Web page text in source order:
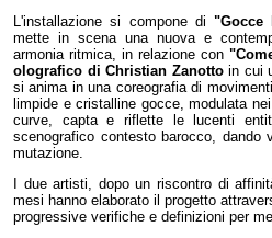
L'installazione si compone di"Gocce
mette in scena una nuova e
armonia ritmica, in relazione con
olografico di Christian Zanottoin cui
si anima in una coreografia di
limpide e cristalline gocce, modulata
curve, capta e riflette le lucenti
scenografico contesto barocco,
mutazione.
I due artisti, dopo un riscontro di
mesi hanno elaborato il progetto
progressive verifiche e definizioni per